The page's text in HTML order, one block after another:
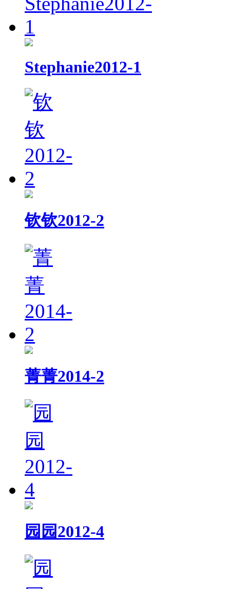
Stephanie2012-1
钦钦2012-2
菁菁2014-2
园园2012-4